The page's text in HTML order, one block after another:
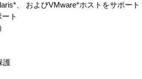
、 およびVMware*ホストをサポート
ト
護